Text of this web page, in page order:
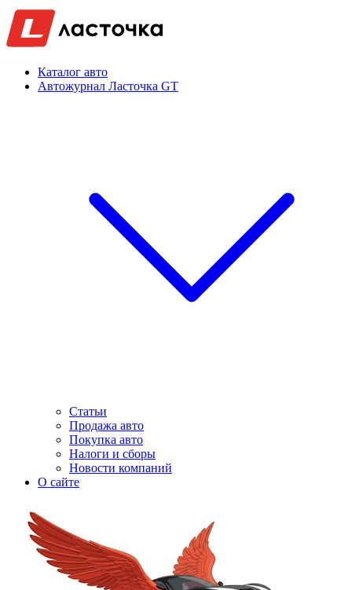
Каталог авто
Автожурнал Ласточка GT
Статьи
Продажа авто
Покупка авто
Налоги и сборы
Новости компаний
О сайте